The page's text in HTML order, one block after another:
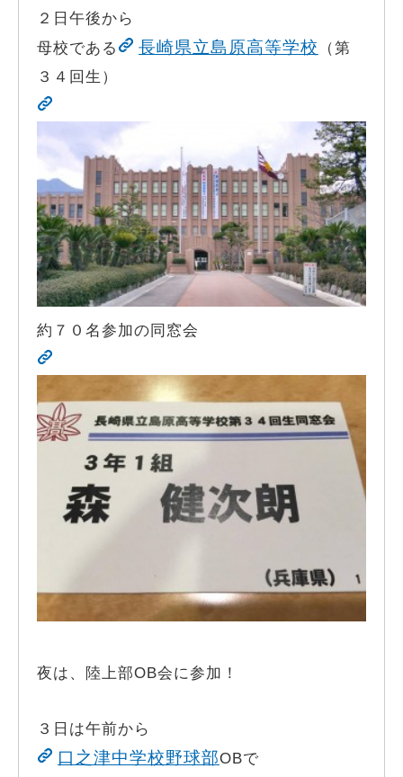
２日午後から
母校である
長崎県立島原高等学校 （第
３４回生）
約７０名参加の同窓会
夜は、陸上部OB会に参加！
３日は午前から
口之津中学校野球部OBで